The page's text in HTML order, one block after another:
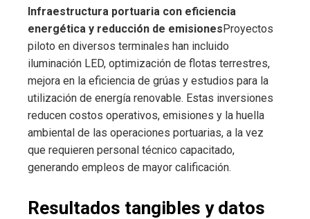
Infraestructura portuaria con eficiencia
energética y reducción de emisionesProyectos
piloto en diversos terminales han incluido
iluminación LED, optimización de flotas terrestres,
mejora en la eficiencia de grúas y estudios para la
utilización de energía renovable. Estas inversiones
reducen costos operativos, emisiones y la huella
ambiental de las operaciones portuarias, a la vez
que requieren personal técnico capacitado,
generando empleos de mayor calificación.
Resultados tangibles y datos